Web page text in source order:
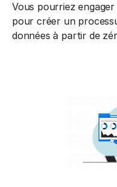
Vous pourriez
pour créer un
données à partir de